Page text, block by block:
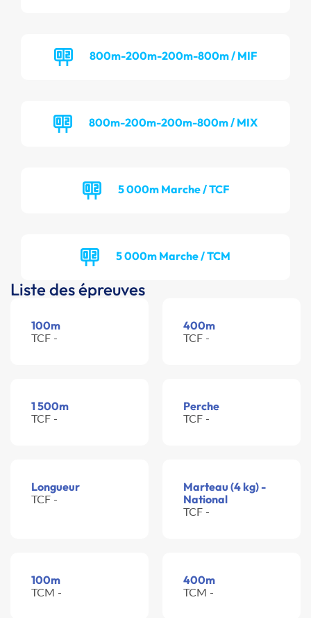
800m-200m-200m-800m / MIF
800m-200m-200m-800m / MIX
5 000m Marche / TCF
5 000m Marche / TCM
Liste des épreuves
100m
TCF -
400m
TCF -
1 500m
TCF -
Perche
TCF -
Longueur
TCF -
Marteau (4 kg) -
National
TCF -
100m
TCM -
400m
TCM -